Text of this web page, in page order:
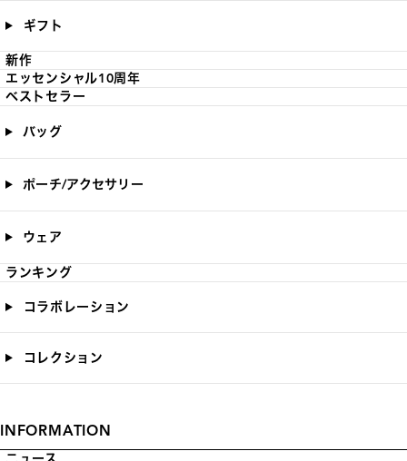
ギフト
新作
エッセンシャル10周年
ベストセラー
バッグ
ポーチ/アクセサリー
ウェア
ランキング
コラボレーション
コレクション
INFORMATION